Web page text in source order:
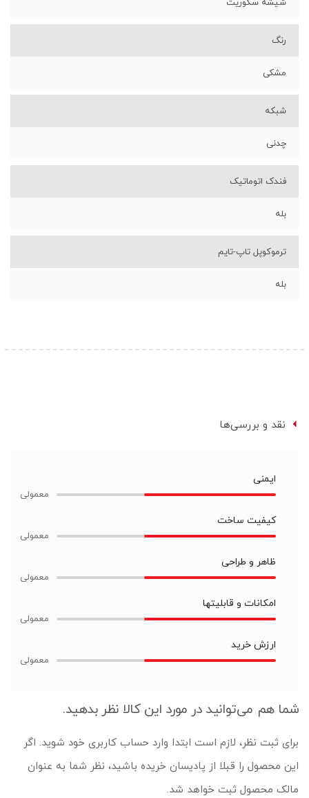
شیشه سکوریت
رنگ
مشکی
شبکه
چدنی
فندک اتوماتیک
بله
ترموکوپل تاپ-تایم
بله
نقد و بررسی‌ها
ایمنی
کیفیت ساخت
ظاهر و طراحی
امکانات و قابلیتها
ارزش خرید
شما هم می‌توانید در مورد این کالا نظر بدهید.
برای ثبت نظر، لازم است ابتدا وارد حساب کاربری خود شوید. اگر
این محصول را قبلا از پادیسان خریده باشید، نظر شما به عنوان
مالک محصول ثبت خواهد شد.